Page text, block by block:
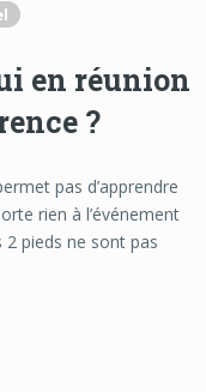
en réunion
?
pas d’apprendre
rien à l’événement
2 pieds ne sont pas